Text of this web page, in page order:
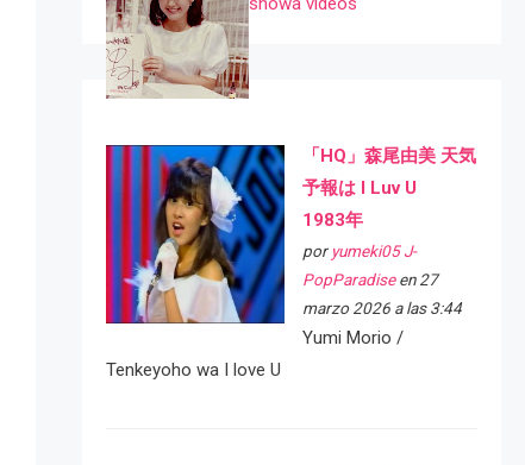
「HQ」森尾由美 天気
予報は I Luv U
1983年
por yumeki05 J-
PopParadiseen 27
marzo 2026 a las 3:44
Yumi Morio /
Tenkeyoho wa I love U